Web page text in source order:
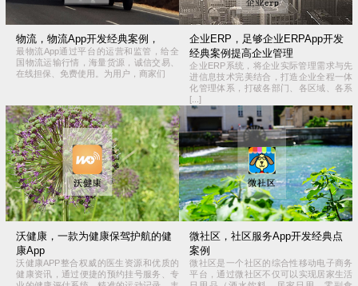
物流，物流App开发经典案例，
最物流App通过平台的运营和监管，给全
国物流运输行情，海量货源，诚信交易、
在线担保、免费使用。为用户，商家们
企业ERP，足够企业ERPApp开发
经典案例提高企业管理
企业ERP系统，将企业实际管理需求与先
进信息技术完美结合，打造企业全程一体
化管理体系，打破各部门、各区域、各系
[...]
沃健康，一款为健康保驾护航的健
康App
沃健康APP整合权威的医生资源和优质的
健康资讯，通过便捷的预约挂号服务、专
微社区，社区服务App开发经典点
案例
微社区是一个社区的综合性移动电子商务
平台，通过微社区不仅可以实现居家生活